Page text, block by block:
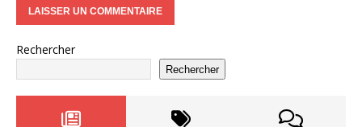
Rechercher
Rechercher